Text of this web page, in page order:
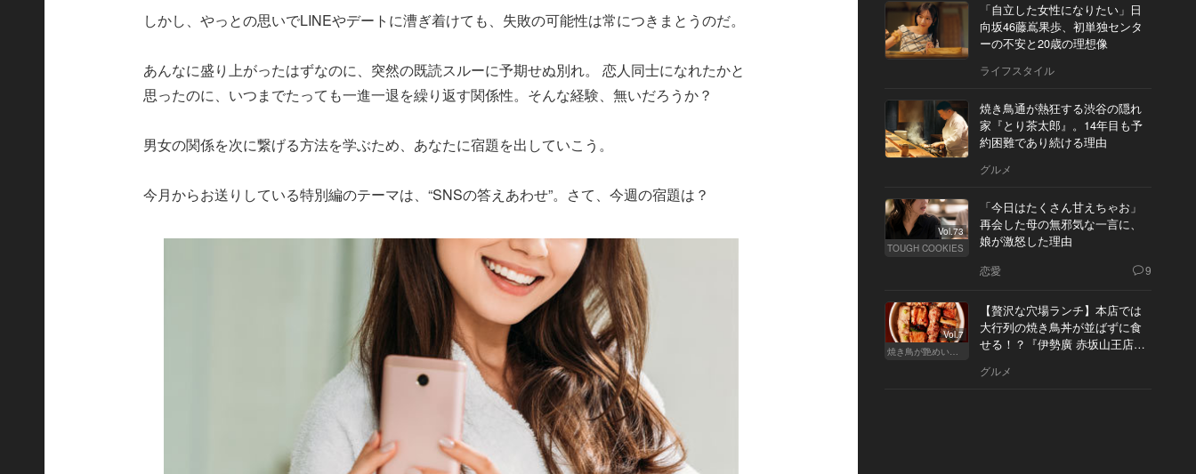
しかし、やっとの思いでLINEやデートに漕ぎ着けても、失敗の可能性は常につきまとうのだ。
あんなに盛り上がったはずなのに、突然の既読スルーに予期せぬ別れ。 恋人同士になれたかと
思ったのに、いつまでたっても一進一退を繰り返す関係性。そんな経験、無いだろうか？
男女の関係を次に繋げる方法を学ぶため、あなたに宿題を出していこう。
今月からお送りしている特別編のテーマは、“SNSの答えあわせ”。さて、今週の宿題は？
「自立した女性になりたい」日
向坂46藤嶌果歩、初単独センタ
ーの不安と20歳の理想像
ライフスタイル
焼き鳥通が熱狂する渋谷の隠れ
家『とり茶太郎』。14年目も予
約困難であり続ける理由
グルメ
Vol.73
TOUGH COOKIES
「今日はたくさん甘えちゃお」
再会した母の無邪気な一言に、
娘が激怒した理由
恋愛 9
Vol.7
焼き鳥が艶めいてきた
【贅沢な穴場ランチ】本店では
大行列の焼き鳥丼が並ばずに食
せる！？『伊勢廣 赤坂山王店』
グルメ